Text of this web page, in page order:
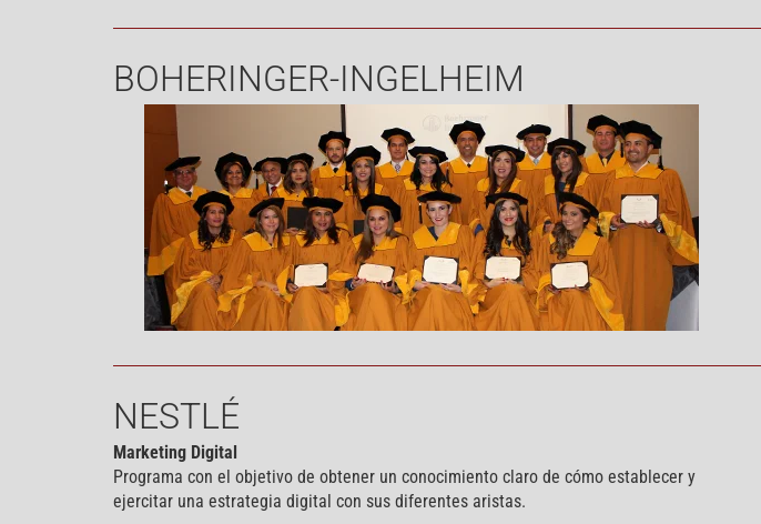
BOHERINGER-INGELHEIM
NESTLÉ
Marketing Digital
Programa con el objetivo de obtener un conocimiento claro de cómo establecer y
ejercitar una estrategia digital con sus diferentes aristas.